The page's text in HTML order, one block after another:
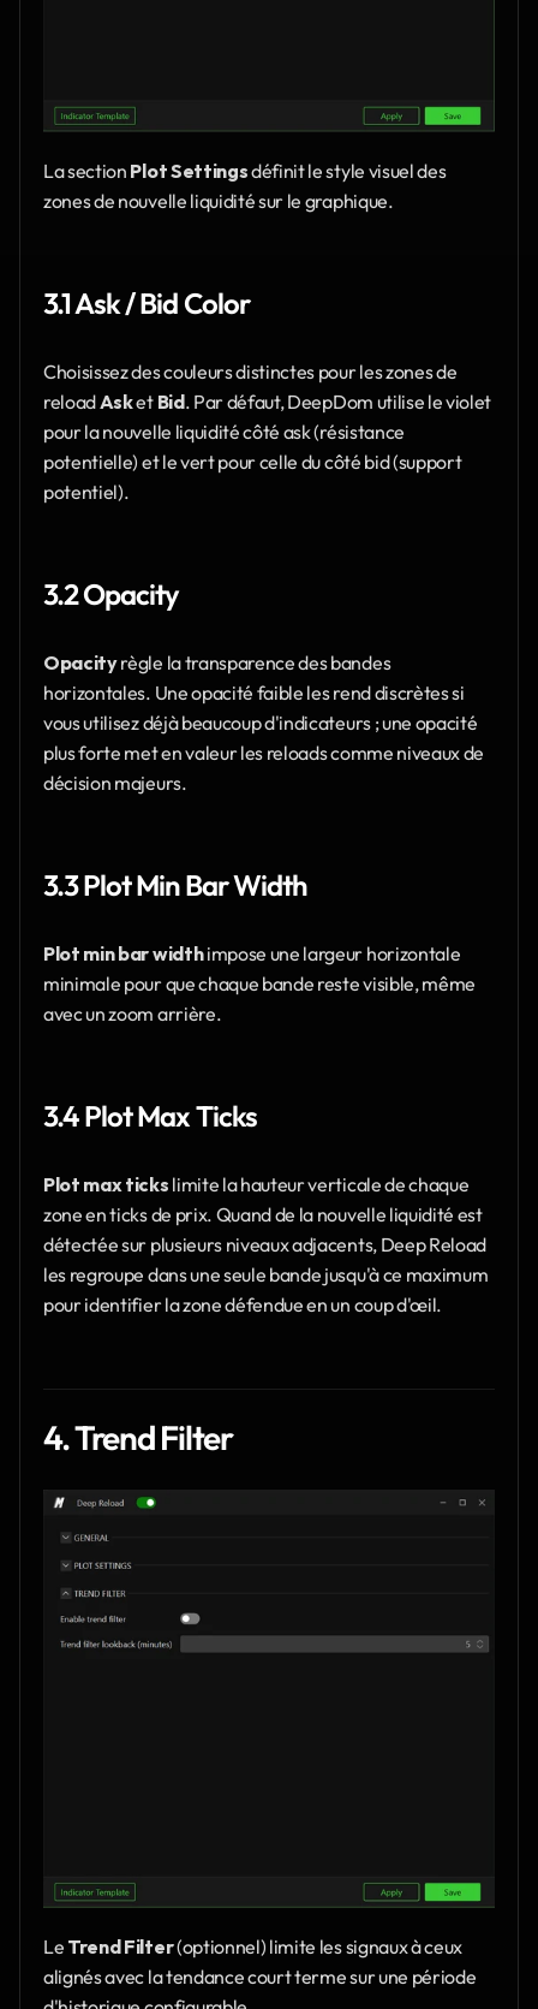
La section Plot Settings définit le style visuel des
zones de nouvelle liquidité sur le graphique.
3.1 Ask / Bid Color
Choisissez des couleurs distinctes pour les zones de
reload Ask et Bid. Par défaut, DeepDom utilise le violet
pour la nouvelle liquidité côté ask (résistance
potentielle) et le vert pour celle du côté bid (support
potentiel).
3.2 Opacity
Opacity règle la transparence des bandes
horizontales. Une opacité faible les rend discrètes si
vous utilisez déjà beaucoup d'indicateurs ; une opacité
plus forte met en valeur les reloads comme niveaux de
décision majeurs.
3.3 Plot Min Bar Width
Plot min bar width impose une largeur horizontale
minimale pour que chaque bande reste visible, même
avec un zoom arrière.
3.4 Plot Max Ticks
Plot max ticks limite la hauteur verticale de chaque
zone en ticks de prix. Quand de la nouvelle liquidité est
détectée sur plusieurs niveaux adjacents, Deep Reload
les regroupe dans une seule bande jusqu'à ce maximum
pour identifier la zone défendue en un coup d'œil.
4. Trend Filter
Le Trend Filter (optionnel) limite les signaux à ceux
alignés avec la tendance court terme sur une période